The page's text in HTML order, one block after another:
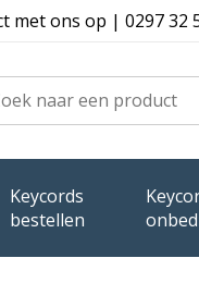
met ons op | 0297 32
Keycords
bestellen